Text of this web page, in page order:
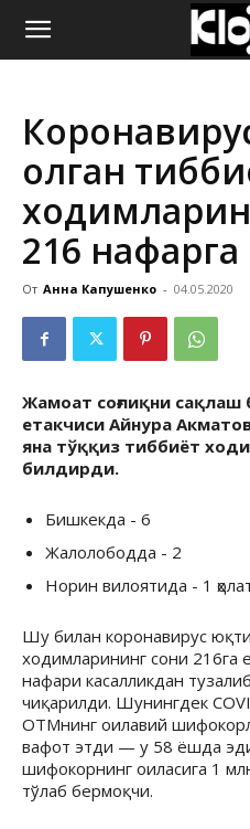
ҚИРҒИЗИСТОН
ЯНГИЛИКЛАРИ
олган
216
От Анна Капушенко - 04.05.2020
Жамоат соғлиқни
етакчиси Айнура
яна тўққиз тиббиёт
билдирди.
Бишкекда - 6
Жалолободда - 2
Норин вилоятида - 1
Шу билан коронавирус
ходимларининг сони 216га
нафари касалликдан
чиқарилди. Шунингдек
ОТМнинг оилавий
вафот этди — у 58 ёшда
шифокорнинг оиласига 1
тўлаб бермоқчи.